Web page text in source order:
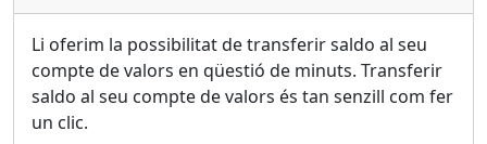
Li oferim la possibilitat de transferir saldo al seu
compte de valors en qüestió de minuts. Transferir
saldo al seu compte de valors és tan senzill com fer
un clic.